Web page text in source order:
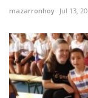
mazarronhoy Jul 13,